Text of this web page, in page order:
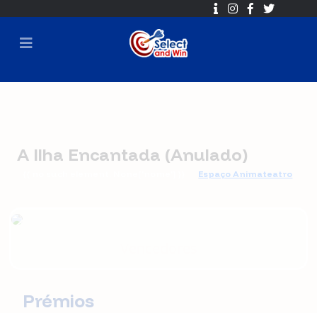
A Ilha Encantada (Anulado)
Espaço Animateatro
Prémios